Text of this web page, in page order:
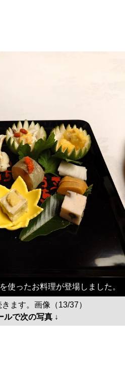
使ったお料理が登場しました。
ます。画像（13/37）
ルで次の写真 ↓